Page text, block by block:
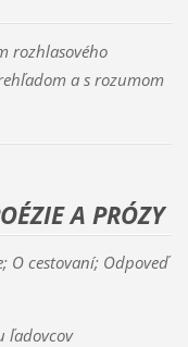
rozhlasového
a s rozumom
A PRÓZY
O cestovaní; Odpoveď
ľadovcov